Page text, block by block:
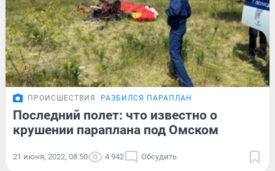
ПРОИСШЕСТВИЯ РАЗБИЛСЯ ПАРАПЛАН
Последний полет: что известно о
крушении параплана под Омском
21 июня, 2022, 08:50 4 942 Обсудить